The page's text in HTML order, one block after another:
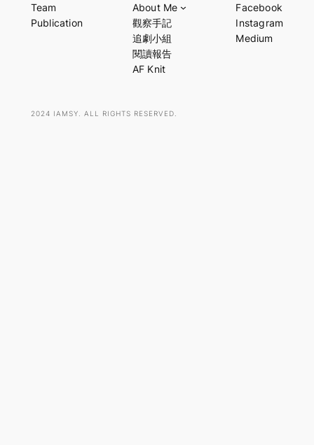
r
Team
Publication
About Me
觀察手記
追劇小組
閱讀報告
AF Knit
Facebook
Instagram
Medium
2024 IAMSY. ALL RIGHTS RESERVED.